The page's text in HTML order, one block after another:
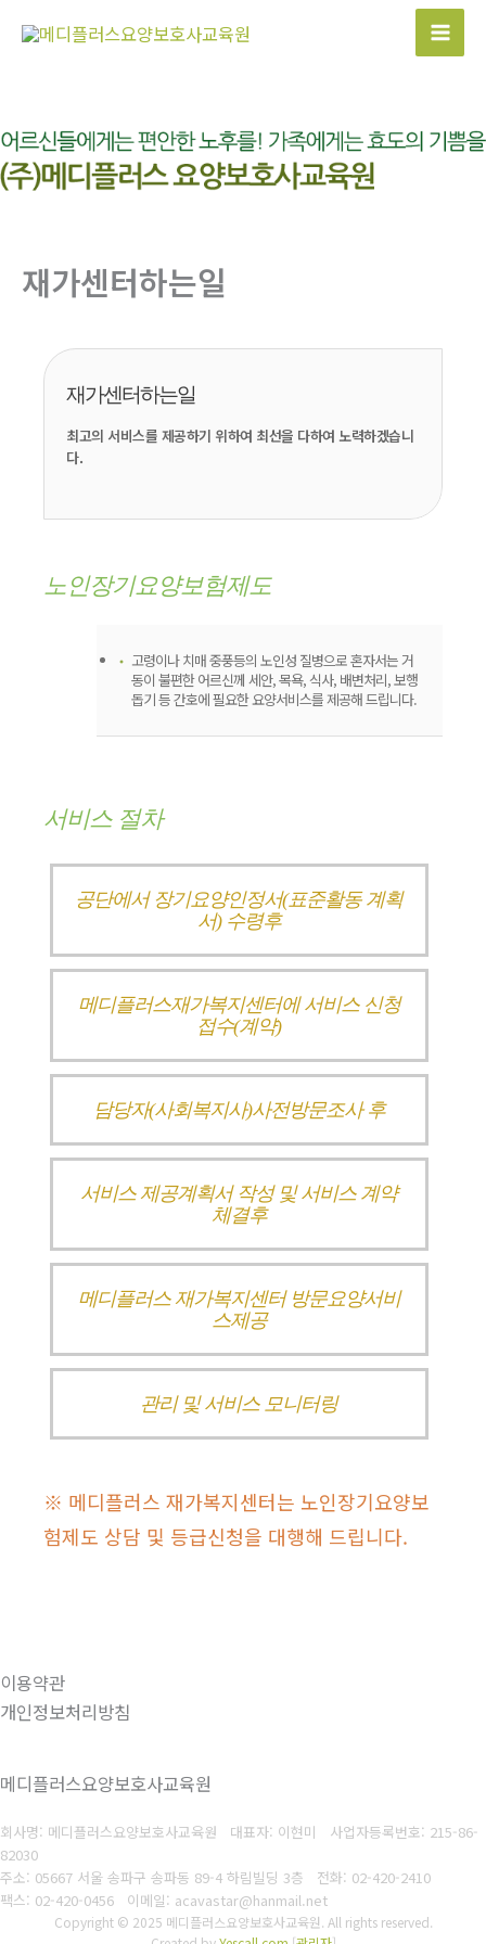
건
너
뛰
Main
재가센터하는일
재가센터하는일
최고의 서비스를 제공하기 위하여 최선을 다하여 노력하겠습니
다.
노인장기요양보험제도
고령이나 치매 중풍등의 노인성 질병으로 혼자서는 거
동이 불편한 어르신께 세안, 목욕, 식사, 배변처리, 보행
돕기 등 간호에 필요한 요양서비스를 제공해 드립니다.
서비스 절차
공단에서 장기요양인정서(표준활동 계획
서) 수령후
메디플러스재가복지센터에 서비스 신청
접수(계약)
담당자(사회복지사)사전방문조사 후
서비스 제공계획서 작성 및 서비스 계약
체결후
메디플러스 재가복지센터 방문요양서비
스제공
관리 및 서비스 모니터링
※ 메디플러스 재가복지센터는 노인장기요양보
험제도 상담 및 등급신청을 대행해 드립니다.
이용약관
개인정보처리방침
메디플러스요양보호사교육원
회사명: 메디플러스요양보호사교육원 대표자: 이현미 사업자등록번호: 215-86-
82030
주소: 05667 서울 송파구 송파동 89-4 하림빌딩 3층 전화: 02-420-2410
팩스: 02-420-0456
이메일: acavastar@hanmail.net
Copyright © 2025 메디플러스요양보호사교육원. All rights reserved.